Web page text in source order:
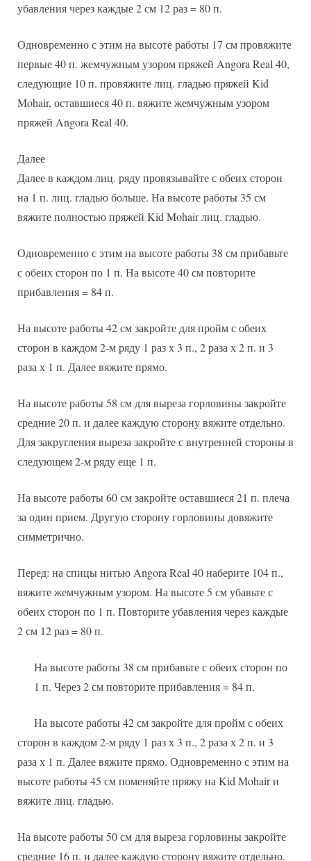
убавления через каждые 2 см 12 раз = 80 п.
Одновременно с этим на высоте работы 17 см провяжите
первые 40 п. жемчужным узором пряжей Angora Real 40,
следующие 10 п. провяжите лиц. гладью пряжей Kid
Mohair, оставшиеся 40 п. вяжите жемчужным узором
пряжей Angora Real 40.
Далее
Далее в каждом лиц. ряду провязывайте с обеих сторон
на 1 п. лиц. гладью больше. На высоте работы 35 см
вяжите полностью пряжей Kid Mohair лиц. гладью.
Одновременно с этим на высоте работы 38 см прибавьте
с обеих сторон по 1 п. На высоте 40 см повторите
прибавления = 84 п.
На высоте работы 42 см закройте для пройм с обеих
сторон в каждом 2-м ряду 1 раз х 3 п., 2 раза х 2 п. и 3
раза х 1 п. Далее вяжите прямо.
На высоте работы 58 см для выреза горловины закройте
средние 20 п. и далее каждую сторону вяжите отдельно.
Для закругления выреза закройте с внутренней стороны в
следующем 2-м ряду еще 1 п.
На высоте работы 60 см закройте оставшиеся 21 п. плеча
за один прием. Другую сторону горловины довяжите
симметрично.
Перед: на спицы нитью Angora Real 40 наберите 104 п.,
вяжите жемчужным узором. На высоте 5 см убавьте с
обеих сторон по 1 п. Повторите убавления через каждые
2 см 12 раз = 80 п.
На высоте работы 38 см прибавьте с обеих сторон по
1 п. Через 2 см повторите прибавления = 84 п.
На высоте работы 42 см закройте для пройм с обеих
сторон в каждом 2-м ряду 1 раз х 3 п., 2 раза х 2 п. и 3
раза х 1 п. Далее вяжите прямо. Одновременно с этим на
высоте работы 45 см поменяйте пряжу на Kid Mohair и
вяжите лиц. гладью.
На высоте работы 50 см для выреза горловины закройте
средние 16 п. и далее каждую сторону вяжите отдельно.